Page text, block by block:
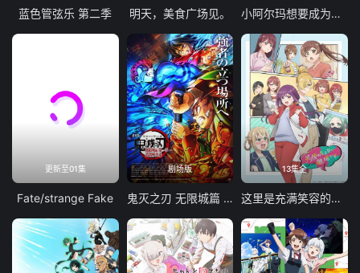
蓝色管弦乐 第二季 明天，美食广场见。 小阿尔玛想要成为家人
更新至01集
Fate/strange Fake
剧场版
鬼灭之刃 无限城篇 第一章 猗窝座再袭
13集全
这里是充满笑容的职场。